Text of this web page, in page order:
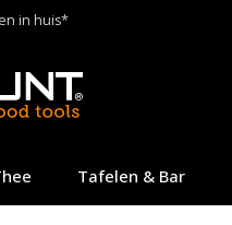
in huis*
Tafelen & Bar